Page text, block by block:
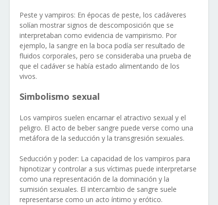
Peste y vampiros: En épocas de peste, los cadáveres
solían mostrar signos de descomposición que se
interpretaban como evidencia de vampirismo. Por
ejemplo, la sangre en la boca podía ser resultado de
fluidos corporales, pero se consideraba una prueba de
que el cadáver se había estado alimentando de los
vivos.
Simbolismo sexual
Los vampiros suelen encarnar el atractivo sexual y el
peligro. El acto de beber sangre puede verse como una
metáfora de la seducción y la transgresión sexuales.
Seducción y poder: La capacidad de los vampiros para
hipnotizar y controlar a sus víctimas puede interpretarse
como una representación de la dominación y la
sumisión sexuales. El intercambio de sangre suele
representarse como un acto íntimo y erótico.